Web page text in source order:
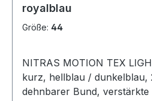
royalblau
Größe: 44
NITRAS MOTION TEX
kurz, hellblau / dunkelblau,
dehnbarer Bund,